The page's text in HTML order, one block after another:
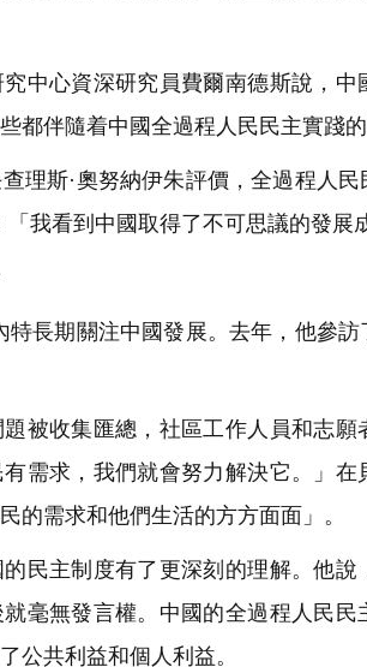
中心資深研究員費爾南德斯說，
都伴隨着中國全過程人民民主實踐的
理斯·奧努納伊朱評價，全過程人
我看到中國取得了不可思議的發展
長期關注中國發展。去年，他參
被收集匯總，社區工作人員和志
需求，我們就會努力解決它。」
的需求和他們生活的方方面面」。
民主制度有了更深刻的理解。他
毫無發言權。中國的全過程人民
公共利益和個人利益。